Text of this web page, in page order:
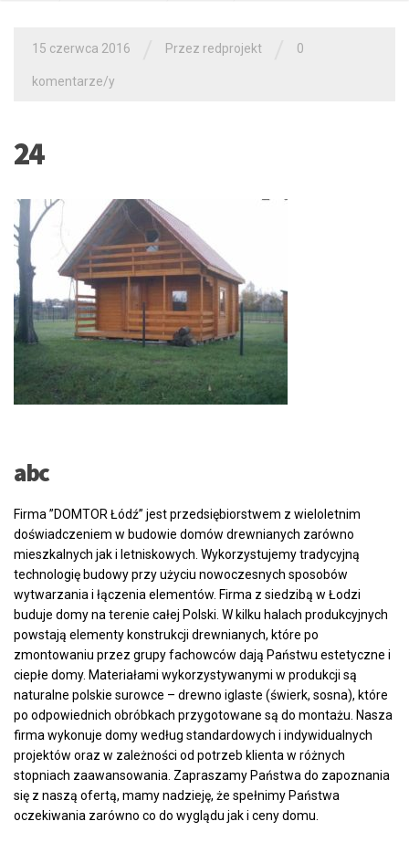
15 czerwca 2016 Przez redprojekt 0
komentarze/y
24
abc
Firma ”DOMTOR Łódź” jest przedsiębiorstwem z wieloletnim
doświadczeniem w budowie domów drewnianych zarówno
mieszkalnych jak i letniskowych. Wykorzystujemy tradycyjną
technologię budowy przy użyciu nowoczesnych sposobów
wytwarzania i łączenia elementów. Firma z siedzibą w Łodzi
buduje domy na terenie całej Polski. W kilku halach produkcyjnych
powstają elementy konstrukcji drewnianych, które po
zmontowaniu przez grupy fachowców dają Państwu estetyczne i
ciepłe domy. Materiałami wykorzystywanymi w produkcji są
naturalne polskie surowce – drewno iglaste (świerk, sosna), które
po odpowiednich obróbkach przygotowane są do montażu. Nasza
firma wykonuje domy według standardowych i indywidualnych
projektów oraz w zależności od potrzeb klienta w różnych
stopniach zaawansowania. Zapraszamy Państwa do zapoznania
się z naszą ofertą, mamy nadzieję, że spełnimy Państwa
oczekiwania zarówno co do wyglądu jak i ceny domu.